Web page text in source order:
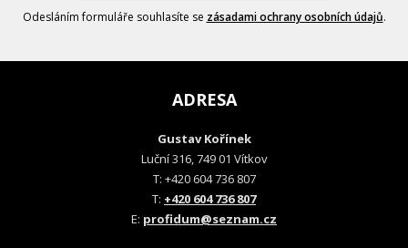
Odesláním formuláře souhlasíte se zásadami ochrany osobních údajů.
ADRESA
Gustav Kořínek
Luční 316, 749 01 Vítkov
T: +420 604 736 807
T: +420 604 736 807
E: profidum@seznam.cz